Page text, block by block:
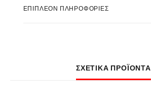
ΕΠΙΠΛΈΟΝ ΠΛΗΡΟΦΟΡΊΕΣ
ΣΧΕΤΙΚΆ ΠΡΟΪΌΝΤΑ